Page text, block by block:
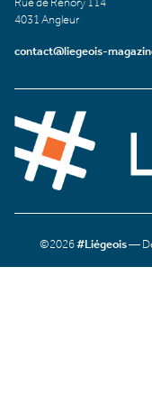
4031 Angleur
contact@liegeois-
©2026#Liégeois—